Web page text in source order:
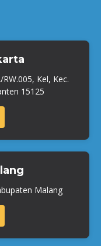
Kel, Kec.
15125
Malang